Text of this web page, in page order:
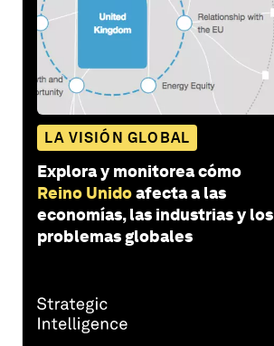
LA VISIÓN GLOBAL
Explora y monitorea cómo
Reino Unidoafecta a las
economías, las industrias y los
problemas globales